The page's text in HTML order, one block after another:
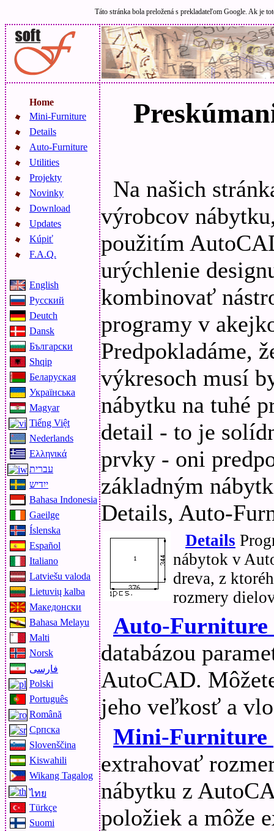
Táto stránka bola preložená s prekladateľom Google. Ak je
Home
Mini-Furniture
Details
Auto-Furniture
Utilities
Projekty
Novinky
Download
Updates
Kúpiť
F.A.Q.
English
Русский
Deutch
Dansk
Български
Shqip
Беларуская
Українська
Magyar
Tiếng Việt
Nederlands
Ελληνικά
עברית
ייִדיש
Bahasa Indonesia
Gaeilge
Íslenska
Español
Italiano
Latviešu valoda
Lietuvių kalba
Македонски
Bahasa Melayu
Malti
Norsk
فارسی
Polski
Português
Română
Српска
Slovenščina
Kiswahili
Wikang Tagalog
ไทย
Türkçe
Suomi
Na našich
výrobcov
použitím
urýchlenie
kombinovať
programy v
Predpokladáme,
výkresoch musí
nábytku na tuhé
detail - to je
prvky - oni
základným
Details, Auto-
Details
nábytok v
dreva, z
rozmery
Auto-Furniture
databázou
AutoCAD.
jeho veľkosť a
Mini-Furniture
extrahovať
nábytku z
položiek a môže